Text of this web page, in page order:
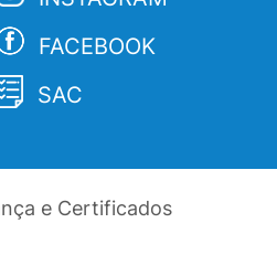
FACEBOOK
SAC
e Certificados